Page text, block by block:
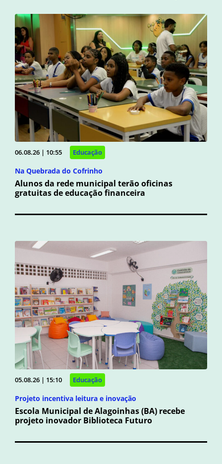
06.08.26 | 10:55 Educação
Na Quebrada do Cofrinho
Alunos da rede municipal terão oficinas
gratuitas de educação financeira
05.08.26 | 15:10 Educação
Projeto incentiva leitura e inovação
Escola Municipal de Alagoinhas (BA) recebe
projeto inovador Biblioteca Futuro